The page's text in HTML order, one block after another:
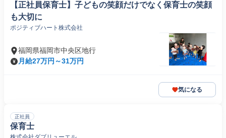
【正社員保育士】子どもの笑顔だけでなく保育士の笑顔
も大切に
ポジティブハート株式会社
福岡県福岡市中央区地行
月給27万円～31万円
気になる
正社員
保育士